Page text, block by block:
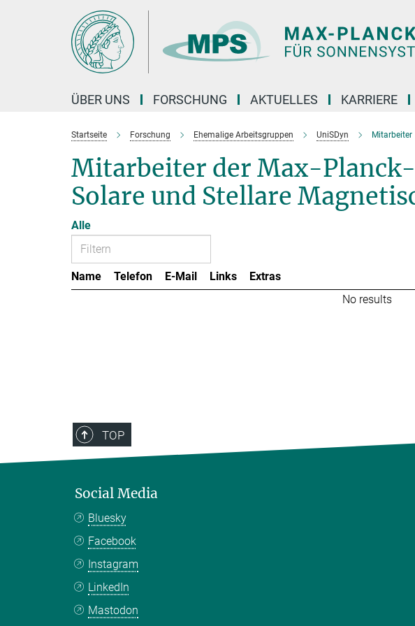
ÜBER UNS FORSCHUNG AKTUELLES KARRIERE
Startseite Forschung Ehemalige Arbeitsgruppen UniSDyn Mitarbeiter
Mitarbeiter der Max-
Solare und Stellare
Alle
Name Telefon E-Mail Links
Extras
No results
TOP
Social Media
Bluesky
Facebook
Instagram
LinkedIn
Mastodon